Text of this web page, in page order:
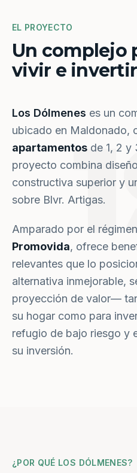
EL PROYECTO
Un complejo
vivir e invertir
Los Dólmenes es un
ubicado en Maldonado,
apartamentos de 1, 2 y
proyecto combina
constructiva superior y
sobre Blvr. Artigas.
Amparado por el
Promovida, ofrece
relevantes que lo
alternativa inmejorable,
proyección de valor—
su hogar como para
refugio de bajo riesgo y
su inversión.
¿POR QUÉ LOS DÓLMENES?